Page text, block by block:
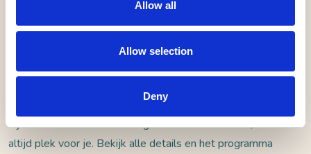
Allow all
Allow selection
Deny
18 en 19 oktober 2025 van 10:00 tot 17:00 uur
Entree € 20,00 voor volwassen € 14,50 voor kinderen
t/m 12 jaar € 2,50 toeslag voor Museumkaart en
Vestingpas Kinderen 0 t/m 3 jaar gratis Koop vooraf
Vestingpas? Neem de kaart mee en betaal de toeslag
bij de kassa. Het is niet nodig vooraf te reserveren, er is
altijd plek voor je. Bekijk alle details en het programma